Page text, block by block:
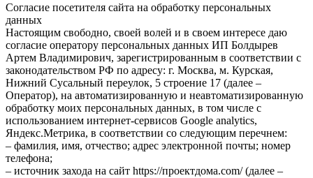
Согласие посетителя сайта на обработку персональных
данных
Настоящим свободно, своей волей и в своем интересе даю
согласие оператору персональных данных ИП Болдырев
Артем Владимирович, зарегистрированным в соответствии с
законодательством РФ по адресу: г. Москва, м. Курская,
Нижний Сусальный переулок, 5 строение 17 (далее –
Оператор), на автоматизированную и неавтоматизированную
обработку моих персональных данных, в том числе с
использованием интернет-сервисов Google analytics,
Яндекс.Метрика, в соответствии со следующим перечнем:
– фамилия, имя, отчество; адрес электронной почты; номер
телефона;
– источник захода на сайт https://проектдома.com/ (далее –